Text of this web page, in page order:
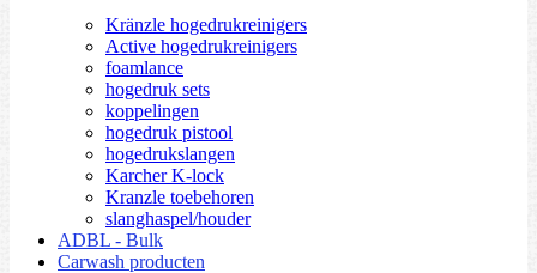
Kränzle hogedrukreinigers
Active hogedrukreinigers
foamlance
hogedruk sets
koppelingen
hogedruk pistool
hogedrukslangen
Karcher K-lock
Kranzle toebehoren
slanghaspel/houder
ADBL - Bulk
Carwash producten